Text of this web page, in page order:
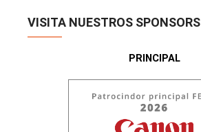
VISITA NUESTROS SPONSORS
PRINCIPAL